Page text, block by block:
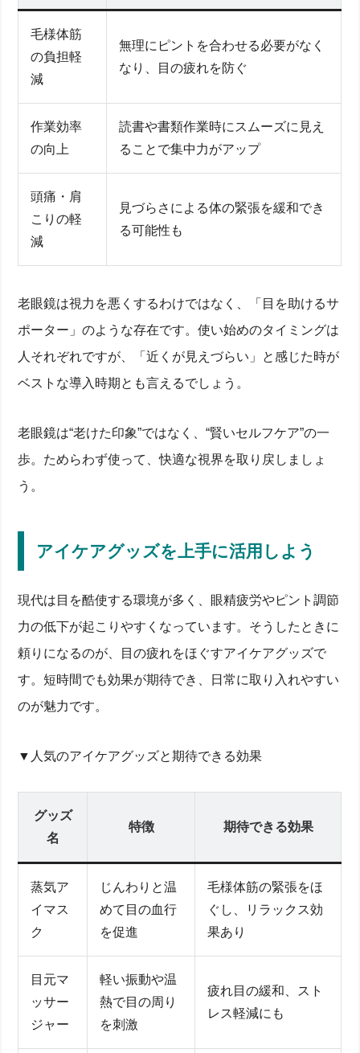
毛様体筋
の負担軽
減
無理にピントを合わせる必要がなく
なり、目の疲れを防ぐ
作業効率
の向上
読書や書類作業時にスムーズに見え
ることで集中力がアップ
頭痛・肩
こりの軽
減
見づらさによる体の緊張を緩和でき
る可能性も
老眼鏡は視力を悪くするわけではなく、「目を助けるサ
ポーター」のような存在です。使い始めのタイミングは
人それぞれですが、「近くが見えづらい」と感じた時が
ベストな導入時期とも言えるでしょう。
老眼鏡は“老けた印象”ではなく、“賢いセルフケア”の一
歩。ためらわず使って、快適な視界を取り戻しましょ
う。
アイケアグッズを上手に活用しよう
現代は目を酷使する環境が多く、眼精疲労やピント調節
力の低下が起こりやすくなっています。そうしたときに
頼りになるのが、目の疲れをほぐすアイケアグッズで
す。短時間でも効果が期待でき、日常に取り入れやすい
のが魅力です。
▼人気のアイケアグッズと期待できる効果
グッズ
名
特徴 期待できる効果
蒸気ア
イマス
ク
じんわりと温
めて目の血行
を促進
毛様体筋の緊張をほ
ぐし、リラックス効
果あり
目元マ
ッサー
ジャー
軽い振動や温
熱で目の周り
を刺激
疲れ目の緩和、スト
レス軽減にも